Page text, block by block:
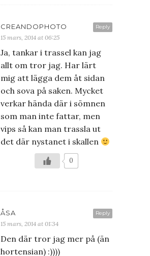
Reply
CREANDOPHOTO
15 mars, 2014 at 06:25
Ja, tankar i trassel kan jag
allt om tror jag. Har lärt
mig att lägga dem åt sidan
och sova på saken. Mycket
verkar hända där i sömnen
som man inte fattar, men
vips så kan man trassla ut
det där nystanet i skallen
0
Reply
ÅSA
15 mars, 2014 at 01:34
Den där tror jag mer på (än
hortensian) :))))